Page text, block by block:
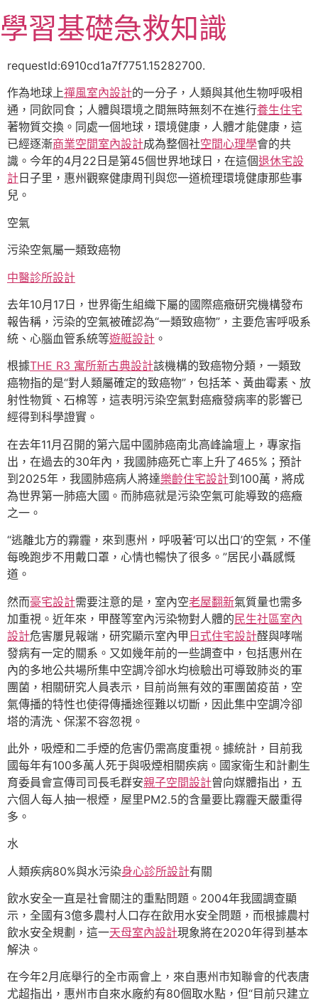
至
主
容
學習基礎急救知識
requestId:6910cd1a7f7751.15282700.
作為地球上禪風室內設計的一分子，人類與其他生物呼吸相
通，同飲同食；人體與環境之間無時無刻不在進行養生住宅
著物質交換。同處一個地球，環境健康，人體才能健康，這
已經逐漸商業空間室內設計成為整個社空間心理學會的共
識。今年的4月22日是第45個世界地球日，在這個退休宅設
計 日子里，惠州觀察健康周刊與您一道梳理環境健康那些事
兒。
空氣
污染空氣屬一類致癌物
中醫診所設計
去年10月17日，世界衛生組織下屬的國際癌癥研究機構發布
報告稱，污染的空氣被確認為“一類致癌物”，主要危害呼吸系
統、心腦血管系統等遊艇設計 。
根據THE R3 寓所新古典設計該機構的致癌物分類，一類致
癌物指的是“對人類屬確定的致癌物”，包括苯、黃曲霉素、放
射性物質、石棉等，這表明污染空氣對癌癥發病率的影響已
經得到科學證實。
在去年11月召開的第六屆中國肺癌南北高峰論壇上，專家指
出，在過去的30年內，我國肺癌死亡率上升了465%；預計
到2025年，我國肺癌病人將達樂齡住宅設計到100萬，將成
為世界第一肺癌大國。而肺癌就是污染空氣可能導致的癌癥
之一。
“逃離北方的霧霾，來到惠州，呼吸著‘可以出口’的空氣，不僅
每晚跑步不用戴口罩，心情也暢快了很多。”居民小聶感慨
道。
然而豪宅設計需要注意的是，室內空老屋翻新氣質量也需多
加重視。近年來，甲醛等室內污染物對人體的民生社區室內
設計危害屢見報端，研究顯示室內甲 日式住宅設計醛與哮喘
發病有一定的關系。又如幾年前的一些調查中，包括惠州在
內的多地公共場所集中空調冷卻水均檢驗出可導致肺炎的軍
團菌，相關研究人員表示，目前尚無有效的軍團菌疫苗，空
氣傳播的特性也使得傳播途徑難以切斷，因此集中空調冷卻
塔的清洗、保潔不容忽視。
此外，吸煙和二手煙的危害仍需高度重視。據統計，目前我
國每年有100多萬人死于與吸煙相關疾病。國家衛生和計劃生
育委員會宣傳司司長毛群安親子空間設計曾向媒體指出，五
六個人每人抽一根煙，屋里PM2.5的含量要比霧霾天嚴重得
多。
水
人類疾病80%與水污染身心診所設計有關
飲水安全一直是社會關注的重點問題。2004年我國調查顯
示，全國有3億多農村人口存在飲用水安全問題，而根據農村
飲水安全規劃，這一天母室內設計現象將在2020年得到基本
解決。
在今年2月底舉行的全市兩會上，來自惠州市知聯會的代表唐
尤超指出，惠州市自來水廠約有80個取水點，但“目前只建立